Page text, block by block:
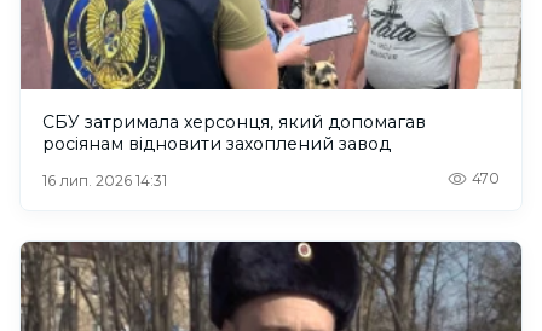
СБУ затримала херсонця, який допомагав
росіянам відновити захоплений завод
16 лип. 2026 14:31 470